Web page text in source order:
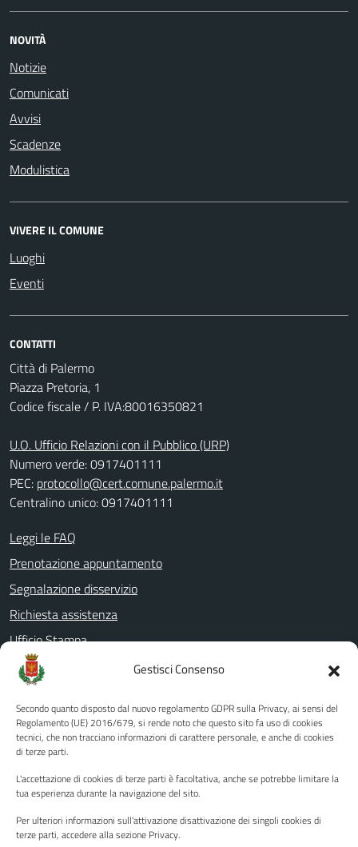
Gestisci Consenso
Secondo quanto disposto dal nuovo regolamento GDPR sulla Privacy, ai sensi del
Regolamento (UE) 2016/679, si rende noto che questo sito fa uso di cookies
tecnici, che non tracciano informazioni di carattere personale, e anche di cookies
di terze parti.
L'accettazione di cookies di terze parti è facoltativa, anche se potrebbe limitare la
tua esperienza durante la navigazione del sito.
Per ulteriori informazioni sull'attivazione disattivazione dei singoli cookies di
terze parti, accedere alla sezione Privacy.
NOVITÀ
Notizie
Comunicati
Avvisi
Scadenze
Modulistica
VIVERE IL COMUNE
Luoghi
Eventi
CONTATTI
Città di Palermo
Piazza Pretoria, 1
Codice fiscale / P. IVA:80016350821
U.O. Ufficio Relazioni con il Pubblico (URP)
Numero verde: 0917401111
PEC: protocollo@cert.comune.palermo.it
Centralino unico: 0917401111
Leggi le FAQ
Prenotazione appuntamento
Segnalazione disservizio
Richiesta assistenza
Ufficio Stampa
Amministrazione Trasparente
Albo pretorio
Informativa privacy
Note legali
Piano di miglioramento del sito